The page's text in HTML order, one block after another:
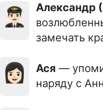
👨🏻‍✈️
замечать
👩🏻 Ася —
наряду с